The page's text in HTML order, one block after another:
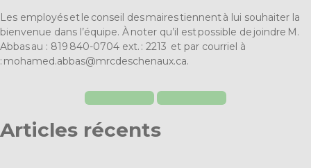
Les employés et le conseil des maires tiennent à lui souhaiter la
bienvenue dans l’équipe. À noter qu’il est possible de joindre M.
Abbasau : 819 840-0704 ext. : 2213 et par courriel à
: mohamed.abbas@mrcdeschenaux.ca.
Articles récents